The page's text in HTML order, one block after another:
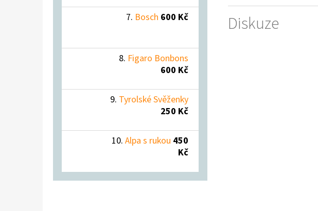
Bosch 600 Kč
Figaro Bonbons
600 Kč
Tyrolské Svěženky
250 Kč
Alpa s rukou 450
Kč
Diskuze